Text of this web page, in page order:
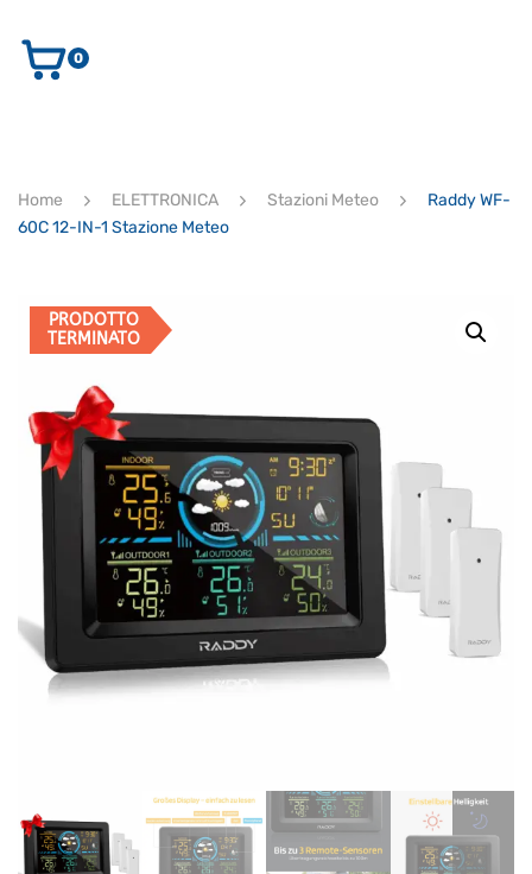
AUDIO E VIDEO
ULTIMI ARRIVI
0
Home ELETTRONICA Stazioni Meteo
Raddy WF-
60C 12-IN-1 Stazione Meteo
PRODOTTO
TERMINATO
Supporto clienti RF Assist